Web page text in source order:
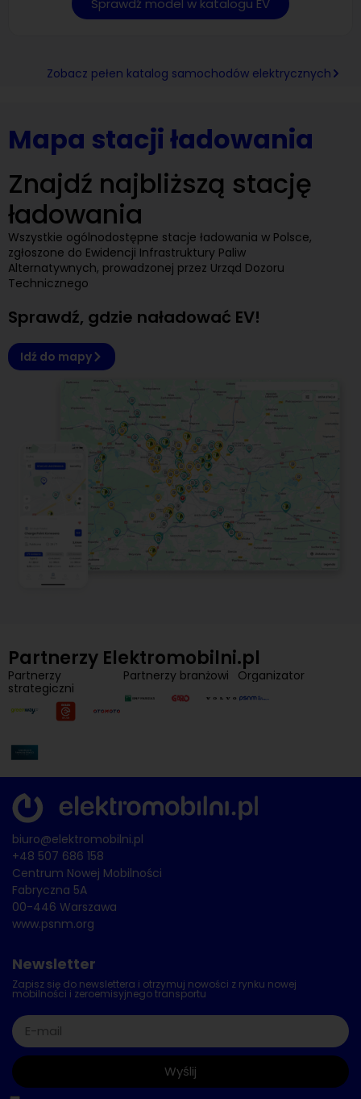
Sprawdź model w katalogu EV
Zobacz pełen katalog samochodów elektrycznych
Mapa stacji ładowania
Znajdź najbliższą stację
ładowania
Wszystkie ogólnodostępne stacje ładowania w Polsce,
zgłoszone do Ewidencji Infrastruktury Paliw
Alternatywnych, prowadzonej przez Urząd Dozoru
Technicznego
Sprawdź, gdzie naładować EV!
Idź do mapy
Partnerzy Elektromobilni.pl
Partnerzy
strategiczni
Partnerzy branżowi Organizator
biuro@elektromobilni.pl
+48 507 686 158
Centrum Nowej Mobilności
Fabryczna 5A
00-446 Warszawa
www.psnm.org
Newsletter
Zapisz się do newslettera i otrzymuj nowości z rynku nowej
mobilności i zeroemisyjnego transportu
Wyślij